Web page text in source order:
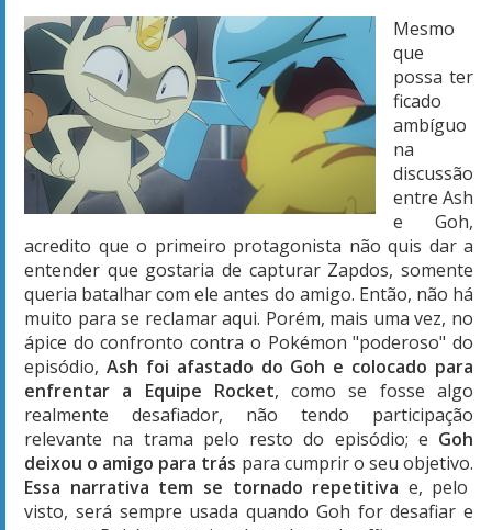
Mesmo
que
possa ter
ficado
ambíguo
na
discussão
entre Ash
e Goh,
acredito que o primeiro protagonista não quis dar a
entender que gostaria de capturar Zapdos, somente
queria batalhar com ele antes do amigo. Então, não há
muito para se reclamar aqui. Porém, mais uma vez, no
ápice do confronto contra o Pokémon "poderoso" do
episódio, Ash foi afastado do Goh e colocado para
enfrentar a Equipe Rocket, como se fosse algo
realmente desafiador, não tendo participação
relevante na trama pelo resto do episódio; e Goh
deixou o amigo para trás para cumprir o seu objetivo.
Essa narrativa tem se tornado repetitiva e, pelo
visto, será sempre usada quando Goh for desafiar e